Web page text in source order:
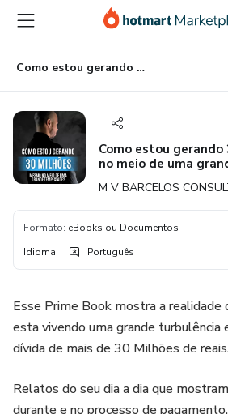
para
conteúdo
principal
para
pagamento
para
rodapé
Como estou gerando 30 Milhões mesmo no meio de uma grande tempestade?
Como estou gerando
no meio de uma
M V BARCELOS
Formato: eBooks ou Documentos
Idioma: Português
Esse Prime Book mostra a realidade
esta vivendo uma grande turbulência
dívida de mais de 30 Milhões de
Relatos do seu dia a dia que
durante e no processo de pagamento.